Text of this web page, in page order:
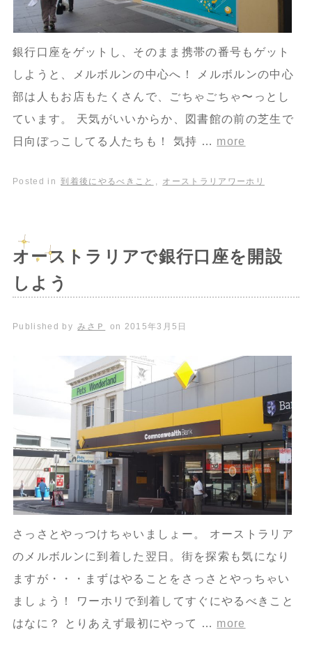
銀行口座をゲットし、そのまま携帯の番号もゲット
しようと、メルボルンの中心へ！ メルボルンの中心
部は人もお店もたくさんで、ごちゃごちゃ〜っとし
ています。 天気がいいからか、図書館の前の芝生で
日向ぼっこしてる人たちも！ 気持 … more
Posted in 到着後にやるべきこと オーストラリアワーホリ
オーストラリアで銀行口座を開設
しよう
Published by みさＰ on 2015年3月5日
さっさとやっつけちゃいましょー。 オーストラリア
のメルボルンに到着した翌日。街を探索も気になり
ますが・・・まずはやることをさっさとやっちゃい
ましょう！ ワーホリで到着してすぐにやるべきこと
はなに？ とりあえず最初にやって … more